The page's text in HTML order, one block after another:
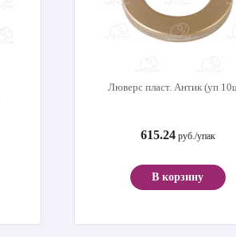
Люверс пласт. Антик (уп
615.24руб./упак
В корзину